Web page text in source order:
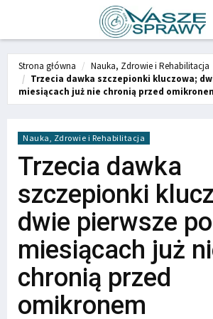
Strona główna
Nauka, Zdrowie i Rehabilitacja
Trzecia dawka szczepionki kluczowa;
miesiącach już nie chronią przed
Nauka, Zdrowie i Rehabilitacja
Trzecia dawka
szczepionki
dwie pierwsze
miesiącach już
chronią przed
omikronem